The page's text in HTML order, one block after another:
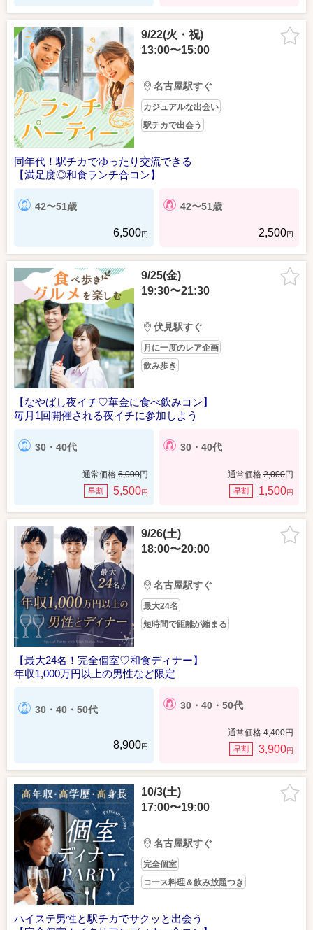
9/22(火・祝)
13:00〜15:00
名古屋駅すぐ
カジュアルな出会い
駅チカで出会う
同年代！駅チカでゆったり交流できる
【満足度◎和食ランチ合コン】
42〜51歳
6,500円
42〜51歳
2,500円
9/25(金)
19:30〜21:30
伏見駅すぐ
月に一度のレア企画
飲み歩き
【なやばし夜イチ♡華金に食べ飲みコン】
毎月1回開催される夜イチに参加しよう
30・40代
通常価格 6,000円
早割 5,500円
30・40代
通常価格 2,000円
早割 1,500円
9/26(土)
18:00〜20:00
名古屋駅すぐ
最大24名
短時間で距離が縮まる
【最大24名！完全個室♡和食ディナー】
年収1,000万円以上の男性など限定
30・40・50代
8,900円
30・40・50代
通常価格 4,400円
早割 3,900円
10/3(土)
17:00〜19:00
名古屋駅すぐ
完全個室
コース料理＆飲み放題つき
ハイステ男性と駅チカでサクッと出会う